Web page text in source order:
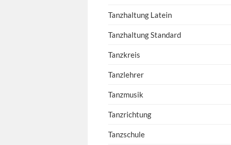
Tanzhaltung Latein
Tanzhaltung Standard
Tanzkreis
Tanzlehrer
Tanzmusik
Tanzrichtung
Tanzschule